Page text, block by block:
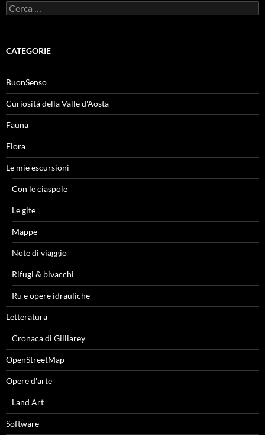
Ricerca
per:
CATEGORIE
BuonSenso
Curiosità della Valle d'Aosta
Fauna
Flora
Le mie escursioni
Con le ciaspole
Le gite
Mappe
Note di viaggio
Rifugi & bivacchi
Ru e opere idrauliche
Letteratura
Cronaca di Gilliarey
OpenStreetMap
Opere d'arte
Land Art
Software